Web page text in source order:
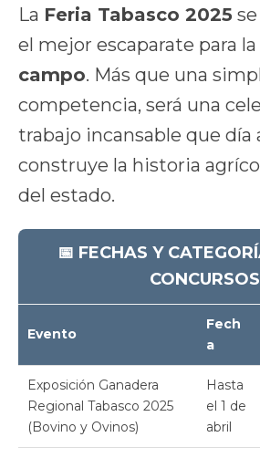
La Feria Tabasco 2025
el mejor escaparate para la
campo. Más que una
competencia, será una
trabajo incansable que día
construye la historia
del estado.
📅 FECHAS Y
CONCURSOS
Evento
Fech
a
Exposición Ganadera
Regional Tabasco 2025
(Bovino y Ovinos)
Hasta
el 1 de
abril